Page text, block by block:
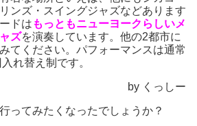
ンズ・スイングジャズなどあります
ドは もっともニューヨークらしいメ
ズを演奏しています。他の2都市に
てください。パフォーマンスは通常
れ替え制です。
by くっしー
ってみたくなったでしょうか？